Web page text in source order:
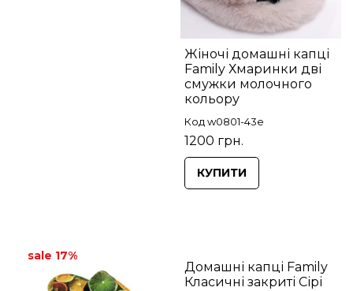
Жіночі домашні капці
Family Хмаринки дві
смужки молочного
кольору
Код w0801-43e
1200 грн.
КУПИТИ
sale 17%
Домашні капці Family
Класичні закриті Сірі